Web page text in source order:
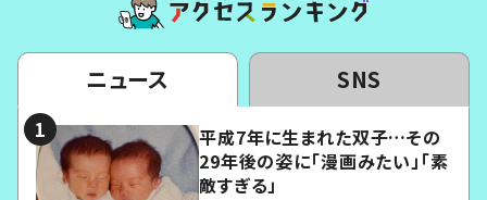
ニュース SNS
平成7年に生まれた双子…その
29年後の姿に「漫画みたい」「素
敵すぎる」